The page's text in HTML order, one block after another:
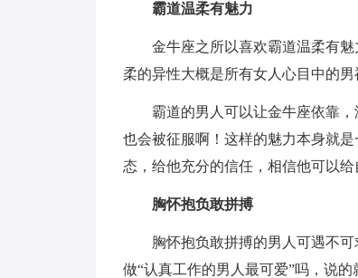
霸道温柔有魅力
金牛座之所以喜欢霸道温柔有
柔的异性大概是所有女人心目中的男
霸道的男人可以让金牛座依靠
也会被征服啊！这样的魅力本身就
态，给他充分的信任，相信他可以给
胸怀抱负敢拼搏
胸怀抱负敢拼搏的男人可遇不
做“认真工作的男人最可爱”吗，说的